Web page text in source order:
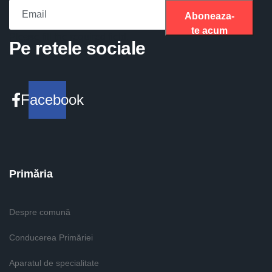
Aboneaza-
te acum
Pe retele sociale
Facebook
Primăria
Despre comună
Conducerea Primăriei
Aparatul de specialitate